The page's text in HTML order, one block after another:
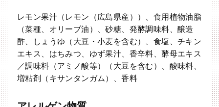
レモン果汁（レモン（広島県産））、食用植物油脂
（菜種、オリーブ油）、砂糖、発酵調味料、醸造
酢、しょうゆ（大豆・小麦を含む）、食塩、チキン
エキス、はちみつ、ゆず果汁、香辛料、酵母エキス
／調味料（アミノ酸等）（大豆を含む）、酸味料、
増粘剤（キサンタンガム）、香料